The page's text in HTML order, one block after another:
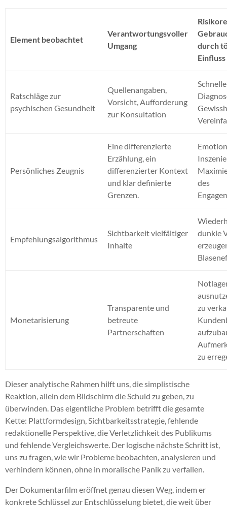
Element beobachtet
Verantwortungsvoller
Umgang
durch
Ratschläge zur
psychischen Gesundheit
Quellenangaben,
Vorsicht, Aufforderung
zur Konsultation
Schnelle
Persönliches Zeugnis
Eine differenzierte
Erzählung, ein
differenzierter Kontext
und klar definierte
Grenzen.
des
Empfehlungsalgorithmus
Sichtbarkeit vielfältiger
Inhalte
dunkle
Monetarisierung
Transparente und
betreute
Partnerschaften
zu
zu
Dieser analytische Rahmen hilft uns, die simplistische
Reaktion, allein dem Bildschirm die Schuld zu geben, zu
überwinden. Das eigentliche Problem betrifft die gesamte
Kette: Plattformdesign, Sichtbarkeitsstrategie, fehlende
redaktionelle Perspektive, die Verletzlichkeit des Publikums
und fehlende Vergleichswerte. Der logische nächste Schritt ist,
uns zu fragen, wie wir Probleme beobachten, analysieren und
verhindern können, ohne in moralische Panik zu verfallen.
Der Dokumentarfilm eröffnet genau diesen Weg, indem er
konkrete Schlüssel zur Entschlüsselung bietet, die weit über